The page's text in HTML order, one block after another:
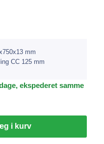
mm
CC 125 mm
ekspederet samme
i kurv